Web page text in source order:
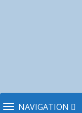
TOGGLE NAVIGATION
NAVIGATION